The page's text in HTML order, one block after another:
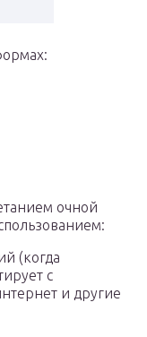
очной
(когда
с
и другие